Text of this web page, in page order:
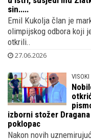
GDJE
U
u Istri, susjedi mu
Emil Kukolja član je
olimpijskog odbora koji
otkrili..
27.06.2026